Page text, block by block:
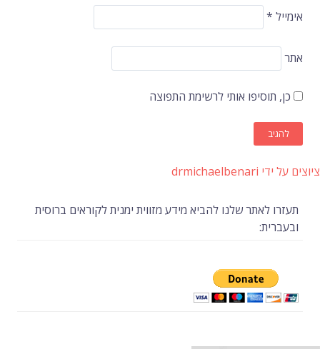
אימייל *
אתר
כן, תוסיפו אותי לרשימת התפוצה
ציוצים על ידי drmichaelbenari
תעזרו לאתר שלנו להביא מידע מזווית ימנית לקוראים ברוסית
ובעברית: